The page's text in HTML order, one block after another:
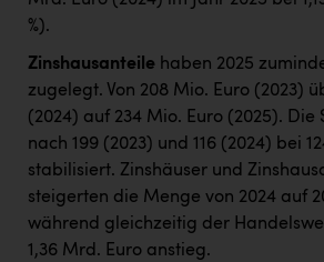
%).
Zinshausanteile haben 2025
zugelegt. Von 208 Mio. Euro (2023)
(2024) auf 234 Mio. Euro (2025). Die
nach 199 (2023) und 116 (2024) bei
stabilisiert. Zinshäuser und
steigerten die Menge von 2024 auf
während gleichzeitig der
1,36 Mrd. Euro anstieg.